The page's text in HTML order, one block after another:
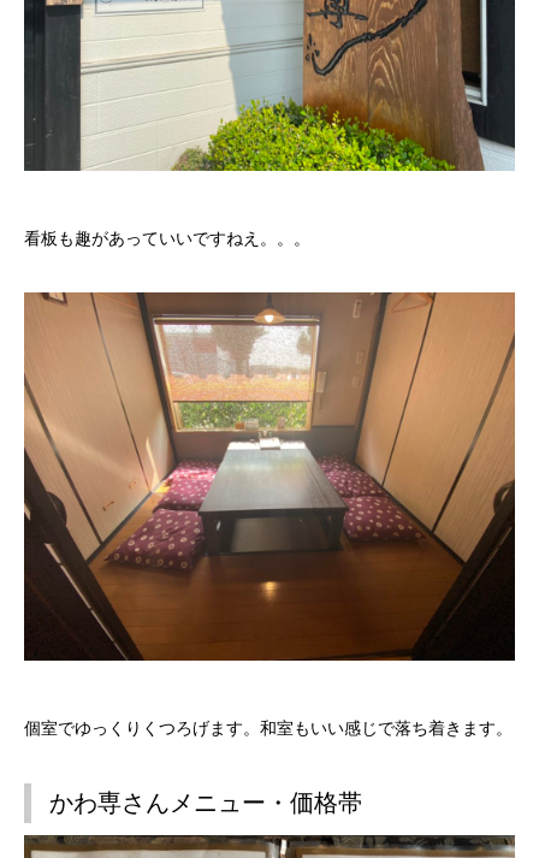
看板も趣があっていいですねえ。。。
個室でゆっくりくつろげます。和室もいい感じで落ち着きます。
かわ専さんメニュー・価格帯